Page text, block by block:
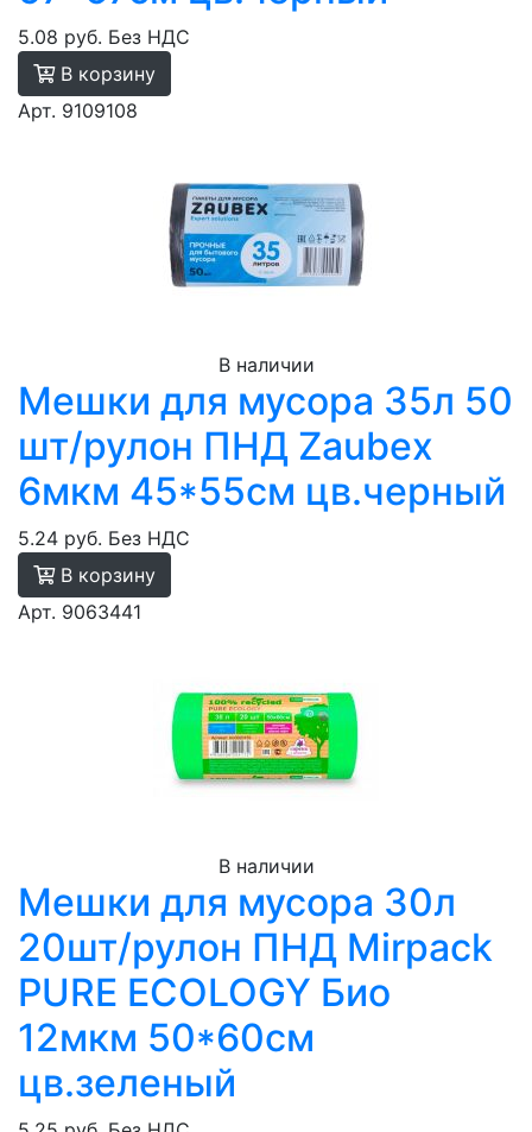
5.08 руб. Без НДС
В корзину
Арт. 9109108
В наличии
Мешки для мусора 35л 50
шт/рулон ПНД Zaubex
6мкм 45*55см цв.черный
5.24 руб. Без НДС
В корзину
Арт. 9063441
В наличии
Мешки для мусора 30л
20шт/рулон ПНД Mirpack
PURE ECOLOGY Био
12мкм 50*60см
цв.зеленый